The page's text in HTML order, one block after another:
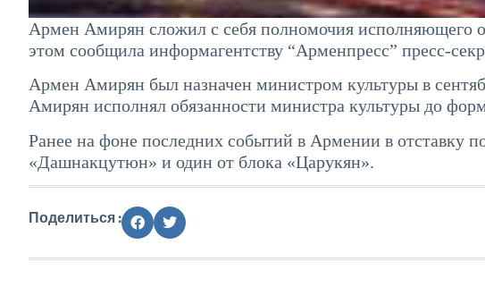
Армен Амирян сложил с себя полномочия исполняющего
этом сообщила информагентству “Арменпресс” пресс-
Армен Амирян был назначен министром культуры в
Амирян исполнял обязанности министра культуры до
Ранее на фоне последних событий в Армении в отставку
«Дашнакцутюн» и один от блока «Царукян».
Поделиться :